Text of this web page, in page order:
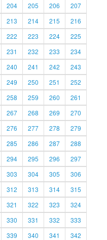
204 205 206
207
213 214 215
216
222 223 224
225
231 232 233
234
240 241 242
243
249 250 251
252
258 259 260
261
267 268 269
270
276 277 278
279
285 286 287
288
294 295 296
297
303 304 305
306
312 313 314
315
321 322 323
324
330 331 332
333
339 340 341 342